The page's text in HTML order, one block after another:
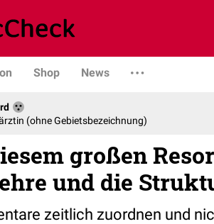
Shop News
(ohne Gebietsbezeichnung)
großen
und die
zeitlich zuordnen und